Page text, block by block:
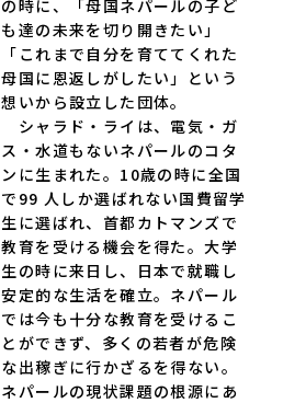
の時に、「母国ネパールの子ど
も達の未来を切り開きたい」
「これまで自分を育ててくれた
母国に恩返しがしたい」という
想いから設立した団体。
シャラド・ライは、電気・ガ
ス・水道もないネパールのコタ
ンに生まれた。10歳の時に全国
で99 人しか選ばれない国費留学
生に選ばれ、首都カトマンズで
教育を受ける機会を得た。大学
生の時に来日し、日本で就職し
安定的な生活を確立。ネパール
では今も十分な教育を受けるこ
とができず、多くの若者が危険
な出稼ぎに行かざるを得ない。
ネパールの現状課題の根源にあ